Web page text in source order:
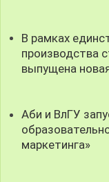
В рамках
производства
выпущена
Аби и ВлГУ
маркетинга»